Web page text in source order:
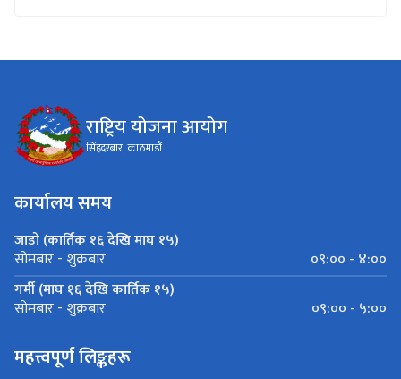
राष्ट्रिय योजना आयोग
सिंहदरबार, काठमाडौं
कार्यालय समय
जाडो (कार्तिक १६ देखि माघ १५)
सोमबार - शुक्रबार
०९:०० - ४:००
गर्मी (माघ १६ देखि कार्तिक १५)
सोमबार - शुक्रबार ०९:०० - ५:००
महत्त्वपूर्ण लिङ्कहरू